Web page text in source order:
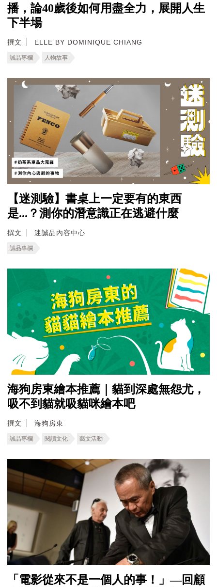
播，論40歲後如何用盡全力，展開人生
下半場
撰文 ELLE BY DOMINIQUE CHIANG
誠品專欄 人物故事
【迷測驗】書桌上一定要有的東西
是...？測你的潛意識正在逃避什麼
撰文 迷誠品內容中心
誠品專欄
海狗房東繪本推薦｜貓到深處無怨尤，
吸不到貓就吸貓咪繪本吧
撰文 海狗房東
誠品專欄 閱讀文化 藝文活動
「電影從來不是一個人的事！」—回顧